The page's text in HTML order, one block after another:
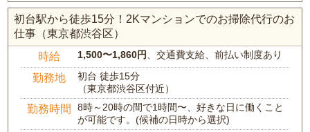
初台駅から徒歩15分！2Kマンションでのお掃除代行のお
仕事（東京都渋谷区）
時給 1,500〜1,860円 、交通費支給、前払い制度あり
勤務地
初台 徒歩15分
（東京都渋谷区付近）
勤務時間
8時～20時の間で1時間〜、好きな日に働くこと
が可能です。(候補の日時から選択)